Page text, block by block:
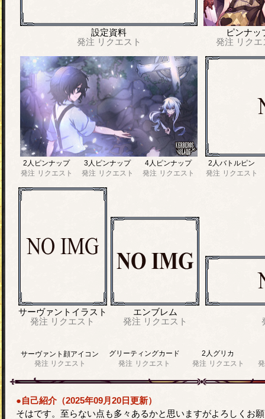
設定資料
発注 リクエスト
ピンナッ
発注 リク
2人ピンナップ
発注 リクエスト
3人ピンナップ
発注 リクエスト
4人ピンナップ
発注 リクエスト
2人バトルピン
発注 リクエスト
サーヴァントイラスト
発注 リクエスト
エンブレム
発注 リクエスト
サーヴァント顔アイコン
発注 リクエスト
グリーティングカード
発注 リクエスト
2人グリカ
発注 リクエスト
●自己紹介（2025年09月20日更新）
そはです。至らない点も多々あるかと思いますがよろしくお